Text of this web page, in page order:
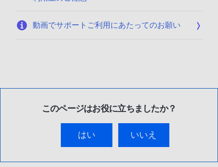
動画でサポートご利用にあたってのお願い
このページはお役に立ちましたか？
はい いいえ